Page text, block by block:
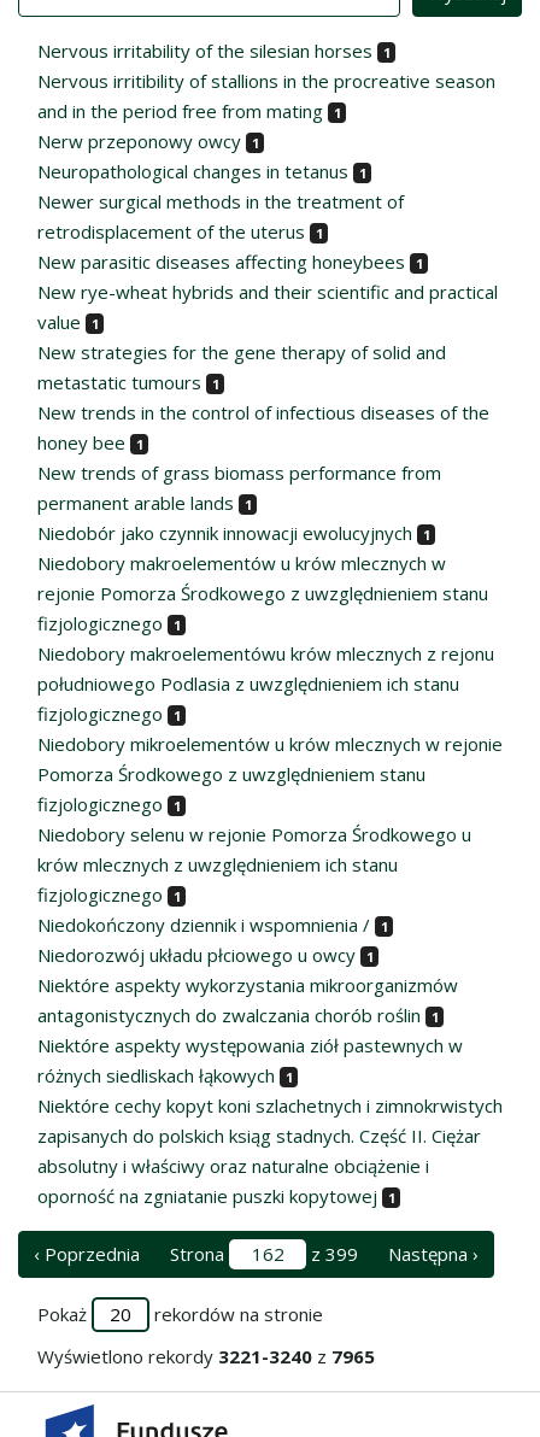
Nervous irritability of the silesian horses 1
Nervous irritibility of stallions in the procreative season
and in the period free from mating
1
Nerw przeponowy owcy 1
Neuropathological changes in tetanus 1
Newer surgical methods in the treatment of
retrodisplacement of the uterus
1
New parasitic diseases affecting honeybees 1
New rye-wheat hybrids and their scientific and practical
value
1
New strategies for the gene therapy of solid and
metastatic tumours
1
New trends in the control of infectious diseases of the
honey bee
1
New trends of grass biomass performance from
permanent arable lands
1
Niedobór jako czynnik innowacji ewolucyjnych 1
Niedobory makroelementów u krów mlecznych w
rejonie Pomorza Środkowego z uwzględnieniem stanu
fizjologicznego
1
Niedobory makroelementówu krów mlecznych z rejonu
południowego Podlasia z uwzględnieniem ich stanu
fizjologicznego
1
Niedobory mikroelementów u krów mlecznych w rejonie
Pomorza Środkowego z uwzględnieniem stanu
fizjologicznego
1
Niedobory selenu w rejonie Pomorza Środkowego u
krów mlecznych z uwzględnieniem ich stanu
fizjologicznego
1
Niedokończony dziennik i wspomnienia / 1
Niedorozwój układu płciowego u owcy 1
Niektóre aspekty wykorzystania mikroorganizmów
antagonistycznych do zwalczania chorób roślin
1
Niektóre aspekty występowania ziół pastewnych w
różnych siedliskach łąkowych
1
Niektóre cechy kopyt koni szlachetnych i zimnokrwistych
zapisanych do polskich ksiąg stadnych. Część II. Ciężar
absolutny i właściwy oraz naturalne obciążenie i
oporność na zgniatanie puszki kopytowej
1
‹ Poprzednia Strona z 399 Następna ›
Pokaż
rekordów na stronie
Wyświetlono rekordy 3221-3240 z 7965